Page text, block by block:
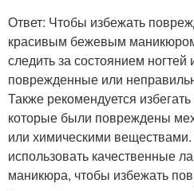
Ответ: Чтобы избежать
красивым бежевым
следить за состоянием ногтей
поврежденные или
Также рекомендуется
которые были повреждены
или химическими
использовать качественные
маникюра, чтобы избежать